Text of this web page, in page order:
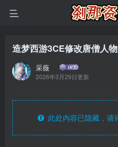
造梦西游3CE修改唐僧人
采薇
2026年3月29日更新
此处内容已隐藏，请